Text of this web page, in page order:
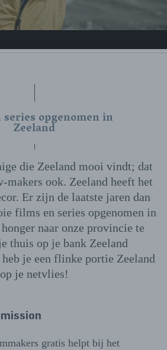
opgenomen in
Zeeland
die Zeeland mooi vindt; dat
ook. Zeeland heeft het
Er zijn de laatste jaren dan
films en series opgenomen in
naar onze provincie te
thuis op je bank Zeeland
heb je een flinke portie Zeeland
op je netvlies!
gratis helpt bij het